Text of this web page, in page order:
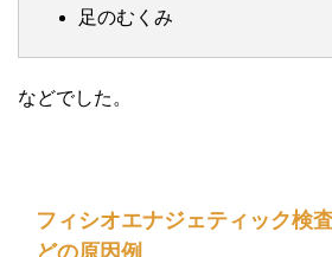
足のむくみ
などでした。
フィシオエナジェティック検
どの原因例